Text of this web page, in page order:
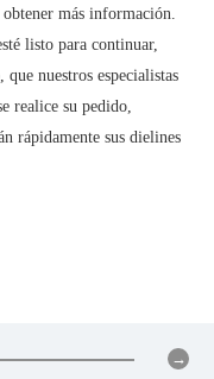
más información.
listo para continuar,
nuestros especialistas
realice su pedido,
rápidamente sus dielines